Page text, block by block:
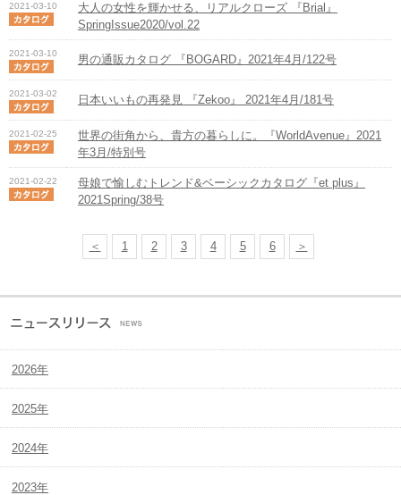
2021-03-10
大人の女性を輝かせる、リアルクローズ 『Brial』
SpringIssue2020/vol.22
2021-03-10 男の通販カタログ 『BOGARD』2021年4月/122号
2021-03-02 日本いいもの再発見 『Zekoo』 2021年4月/181号
2021-02-25
世界の街角から、貴方の暮らしに。『WorldAvenue』2021
年3月/特別号
2021-02-22
母娘で愉しむトレンド&ベーシックカタログ『et plus』
2021Spring/38号
＜ 1 2 3 4 5 6 ＞
2026年
2025年
2024年
2023年